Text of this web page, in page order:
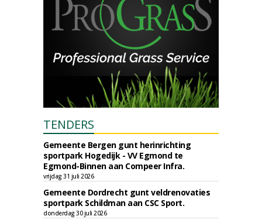
TENDERS
Gemeente Bergen gunt herinrichting
sportpark Hogedijk - VV Egmond te
Egmond-Binnen aan Compeer Infra.
vrijdag 31 juli 2026
Gemeente Dordrecht gunt veldrenovaties
sportpark Schildman aan CSC Sport.
donderdag 30 juli 2026